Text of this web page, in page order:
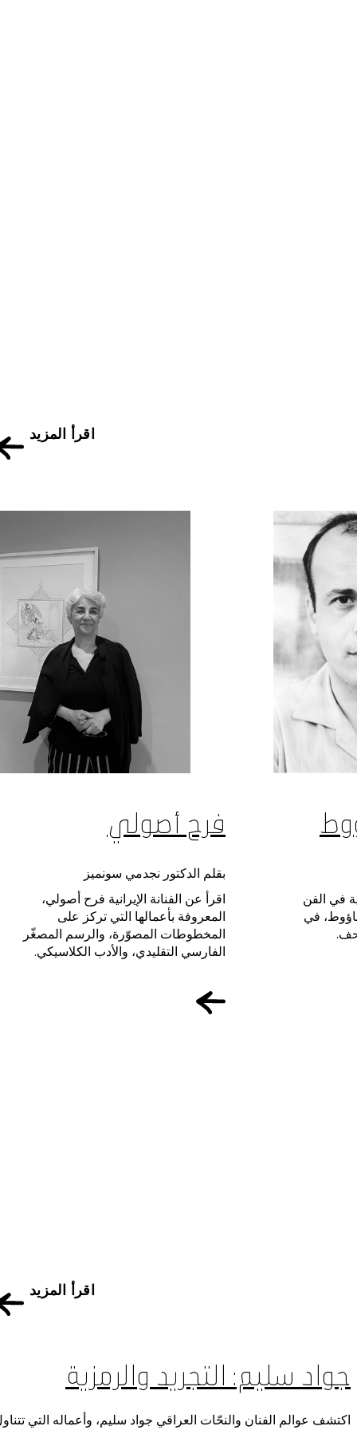
اقرأ المزيد
في الفن
في
فرح أصولي
اقرأ عن الفنانة الإيرانية فرح أصولي،
المعروفة بأعمالها التي تركز على
المخطوطات المصوّرة، والرسم المصغّر
الفارسي التقليدي، والأدب الكلاسيكي.
بقلم الدكتور نجدمي سونميز
اقرأ المزيد
جواد سليم: التجريد والرمزية
اكتشف عوالم الفنان والنحّات العراقي جواد سليم، وأعماله التي
اتصل بنا
سهولة الوصول والحركة
الشروط والأحكام